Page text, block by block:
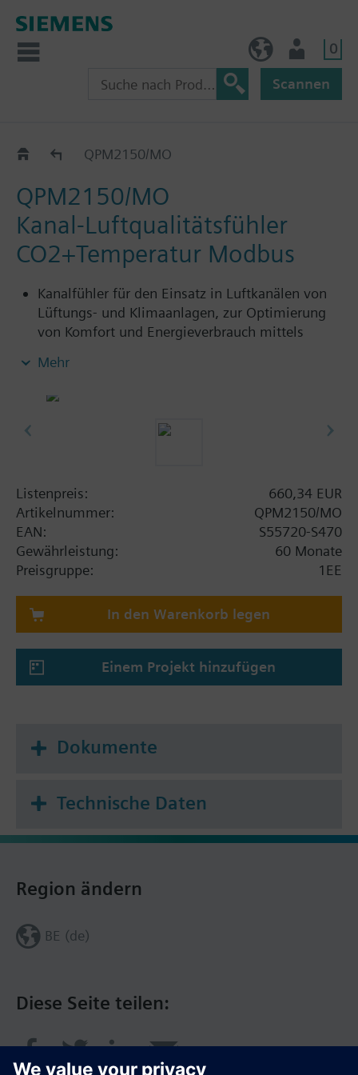
0
Scannen
QPM../MOQPM2150/MO
QPM2150/MO
Kanal-Luftqualitätsfühler
CO2+Temperatur Modbus
Kanalfühler für den Einsatz in Luftkanälen von
Lüftungs- und Klimaanlagen, zur Optimierung
von Komfort und Energieverbrauch mittels
Messung von CO2 und Temperatur
Keine Rekalibrierung erforderlich
DIP-Schalter für Einstellungen mit anderen
Controllern
Mehr
Listenpreis:
660,34 EUR
Artikelnummer:
QPM2150/MO
EAN:
S55720-S470
Gewährleistung:
60 Monate
Preisgruppe:
1EE
In den Warenkorb legen
Einem Projekt hinzufügen
Dokumente
Technische Daten
Diese Seite teilen:
Region ändern
BE (de)